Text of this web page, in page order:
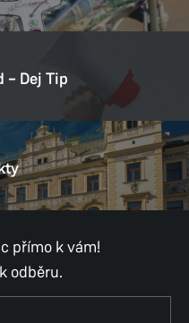
– Dej Tip
přímo k vám!
odběru.